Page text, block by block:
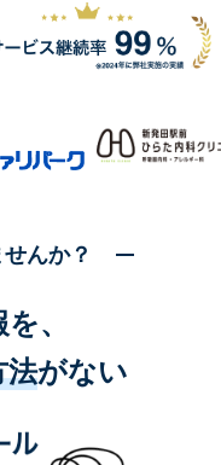
んか？
、
法がない